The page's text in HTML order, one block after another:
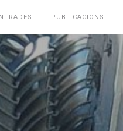
PUBLICACIONS